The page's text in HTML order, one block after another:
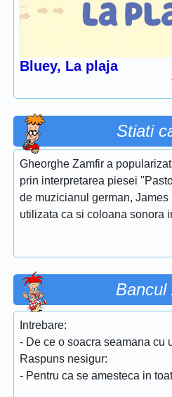
Bluey, La plaja
Stiati
Gheorghe Zamfir a
prin interpretarea piesei
de muzicianul german, James
utilizata ca si coloana sonora
Bancul
Intrebare:
- De ce o soacra seamana cu
Raspuns nesigur:
- Pentru ca se amesteca in